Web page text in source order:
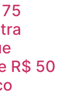
R$ 50